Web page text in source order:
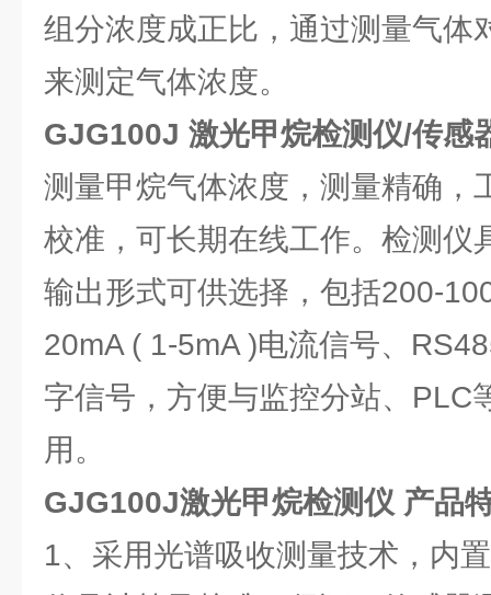
组分浓度成正比，通过测量气体
来测定气体浓度。
GJG100J 激光甲烷检测仪/传感
测量甲烷气体浓度，测量精确，
校准，可长期在线工作。检测仪
输出形式可供选择，包括200-
20mA ( 1-5mA )电流信号、
字信号，方便与监控分站、PLC
用。
GJG100J激光甲烷检测仪 产品
1、采用光谱吸收测量技术，内